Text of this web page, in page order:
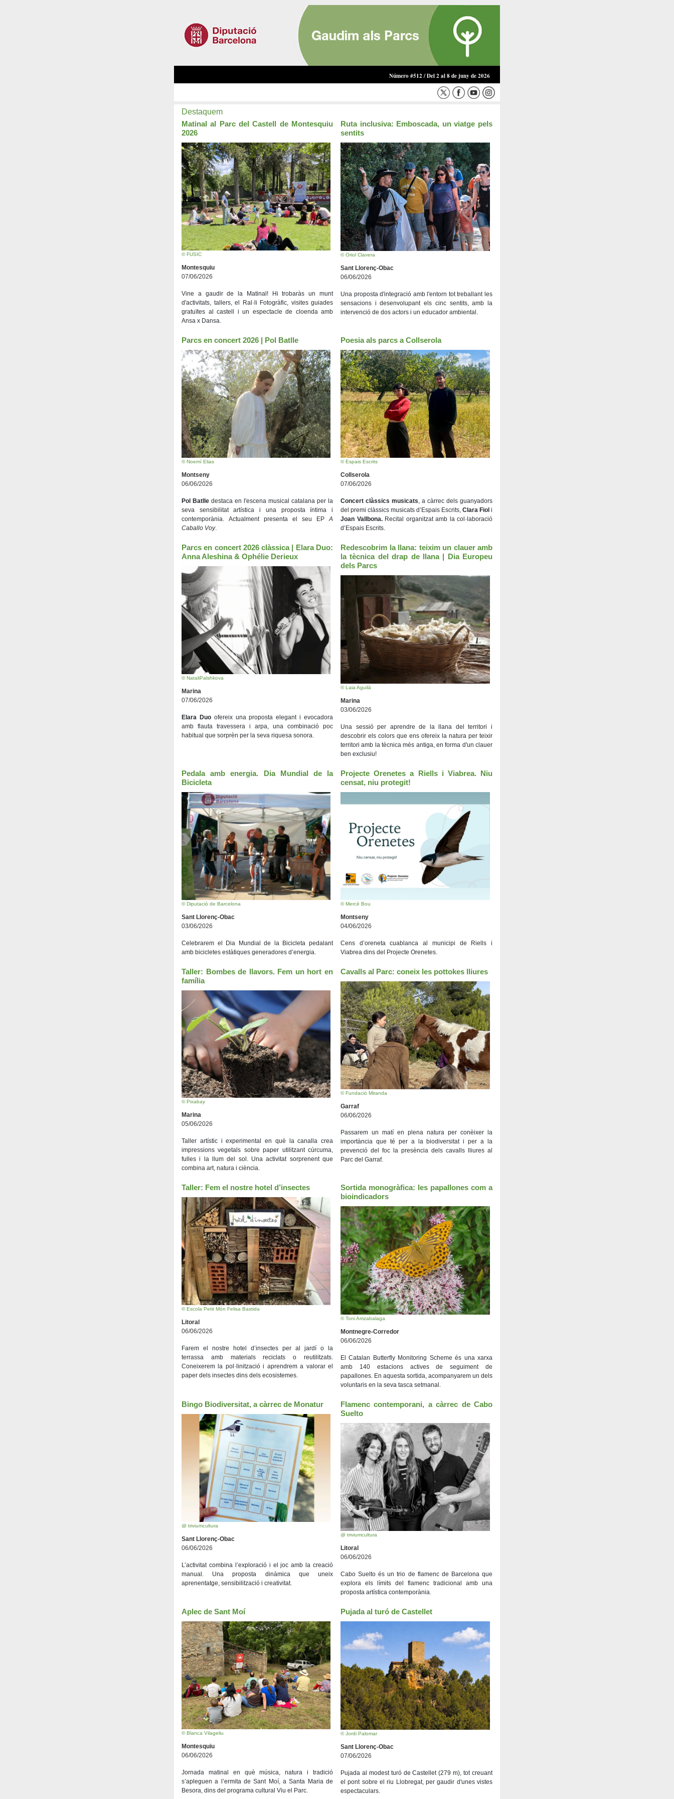
Número #512 / Del 2 al 8 de juny de 2026
Destaquem
Matinal al Parc del Castell de Montesquiu
2026
© FUSIC
Montesquiu
07/06/2026
Vine a gaudir de la Matinal! Hi trobaràs un munt
d'activitats, tallers, el Ral·li Fotogràfic, visites guiades
gratuïtes al castell i un espectacle de cloenda amb
Ansa x Dansa.
Ruta inclusiva: Emboscada, un viatge pels
sentits
© Oriol Clavera
Sant Llorenç-Obac
06/06/2026
Una proposta d'integració amb l'entorn tot treballant les
sensacions i desenvolupant els cinc sentits, amb la
intervenció de dos actors i un educador ambiental.
Parcs en concert 2026 | Pol Batlle
© Noemí Elias
Montseny
06/06/2026
Pol Batlle destaca en l'escena musical catalana per la
seva sensibilitat artística i una proposta íntima i
contemporània. Actualment presenta el seu EP A
Caballo Voy.
Poesia als parcs a Collserola
© Espais Escrits
Collserola
07/06/2026
Concert clàssics musicats, a càrrec dels guanyadors
del premi clàssics musicats d’Espais Escrits, Clara Fiol i
Joan Vallbona. Recital organitzat amb la col·laboració
d’Espais Escrits.
Parcs en concert 2026 clàssica | Elara Duo:
Anna Aleshina & Ophélie Derieux
© NataliPalshkova
Marina
07/06/2026
Elara Duoofereix una proposta elegant i evocadora
amb flauta travessera i arpa, una combinació poc
habitual que sorprèn per la seva riquesa sonora.
Redescobrim la llana: teixim un clauer amb
la tècnica del drap de llana | Dia Europeu
dels Parcs
© Laia Aguilà
Marina
03/06/2026
Una sessió per aprendre de la llana del territori i
descobrir els colors que ens ofereix la natura per teixir
territori amb la tècnica més antiga, en forma d'un clauer
ben exclusiu!
Pedala amb energia. Dia Mundial de la
Bicicleta
© Diputació de Barcelona
Sant Llorenç-Obac
03/06/2026
Celebrarem el Dia Mundial de la Bicicleta pedalant
amb bicicletes estàtiques generadores d’energia.
Projecte Orenetes a Riells i Viabrea. Niu
censat, niu protegit!
© Mercè Bou
Montseny
04/06/2026
Cens d’oreneta cuablanca al municipi de Riells i
Viabrea dins del Projecte Orenetes.
Taller: Bombes de llavors. Fem un hort en
família
© Pixabay
Marina
05/06/2026
Taller artístic i experimental en què la canalla crea
impressions vegetals sobre paper utilitzant cúrcuma,
fulles i la llum del sol. Una activitat sorprenent que
combina art, natura i ciència.
Cavalls al Parc: coneix les pottokes lliures
© Fundació Miranda
Garraf
06/06/2026
Passarem un matí en plena natura per conèixer la
importància que té per a la biodiversitat i per a la
prevenció del foc la presència dels cavalls lliures al
Parc del Garraf.
Taller: Fem el nostre hotel d’insectes
© Escola Petit Món Felisa Bastida
Litoral
06/06/2026
Farem el nostre hotel d’insectes per al jardí o la
terrassa amb materials reciclats o reutilitzats.
Coneixerem la pol·linització i aprendrem a valorar el
paper dels insectes dins dels ecosistemes.
Sortida monogràfica: les papallones com a
bioindicadors
© Toni Arrizabalaga
Montnegre-Corredor
06/06/2026
El Catalan Butterfly Monitoring Scheme és una xarxa
amb 140 estacions actives de seguiment de
papallones. En aquesta sortida, acompanyarem un dels
voluntaris en la seva tasca setmanal.
Bingo Biodiversitat, a càrrec de Monatur
@ triviumcultura
Sant Llorenç-Obac
06/06/2026
L’activitat combina l’exploració i el joc amb la creació
manual. Una proposta dinàmica que uneix
aprenentatge, sensibilització i creativitat.
Flamenc contemporani, a càrrec de Cabo
Suelto
@ triviumcultura
Litoral
06/06/2026
Cabo Suelto és un trio de flamenc de Barcelona que
explora els límits del flamenc tradicional amb una
proposta artística contemporània.
Aplec de Sant Moí
© Blanca Vilageliu
Montesquiu
06/06/2026
Jornada matinal en què música, natura i tradició
s’apleguen a l’ermita de Sant Moí, a Santa Maria de
Besora, dins del programa cultural Viu el Parc.
Pujada al turó de Castellet
© Jordi Palomar
Sant Llorenç-Obac
07/06/2026
Pujada al modest turó de Castellet (279 m), tot creuant
el pont sobre el riu Llobregat, per gaudir d'unes vistes
espectaculars.